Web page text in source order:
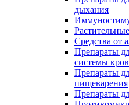
дыхания
Средства от
Препараты
системы
Препараты
пищеварения
Препараты